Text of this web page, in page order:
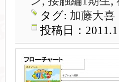
タグ: 加藤大喜
投稿日：